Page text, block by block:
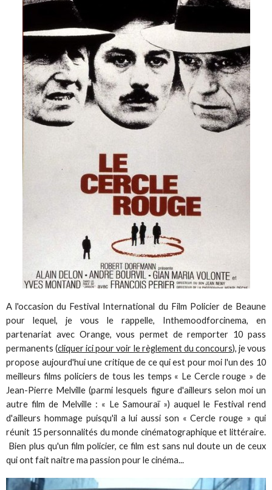
A l'occasion du Festival International du Film Policier de Beaune
pour lequel, je vous le rappelle, Inthemoodforcinema, en
partenariat avec Orange, vous permet de remporter 10 pass
permanents (cliquer ici pour voir le règlement du concours), je vous
propose aujourd'hui une critique de ce qui est pour moi l'un des 10
meilleurs films policiers de tous les temps « Le Cercle rouge » de
Jean-Pierre Melville (parmi lesquels figure d'ailleurs selon moi un
autre film de Melville : « Le Samouraï ») auquel le Festival rend
d'ailleurs hommage puisqu'il a lui aussi son « Cercle rouge » qui
réunit 15 personnalités du monde cinématographique et littéraire.
Bien plus qu'un film policier, ce film est sans nul doute un de ceux
qui ont fait naitre ma passion pour le cinéma...